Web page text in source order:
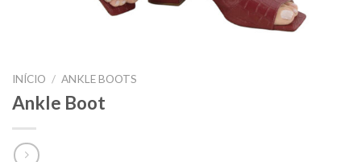
INÍCIO / ANKLE BOOTS
Ankle Boot